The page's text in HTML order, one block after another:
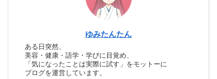
ゆみたんたん
ある日突然、
美容・健康・語学・学びに目覚め、
「気になったことは実際に試す」をモットーに
ブログを運営しています。